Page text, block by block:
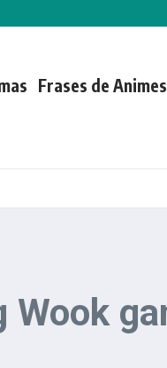
Frases de Animes
Wook